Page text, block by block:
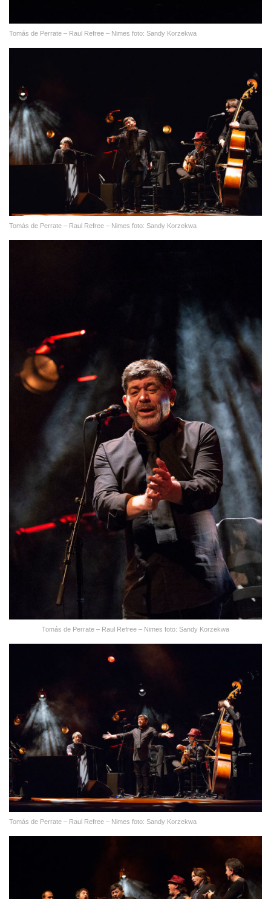
Tomás de Perrate – Raul Refree – Nimes foto: Sandy Korzekwa
Tomás de Perrate – Raul Refree – Nimes foto: Sandy Korzekwa
Tomás de Perrate – Raul Refree – Nimes foto: Sandy Korzekwa
Tomás de Perrate – Raul Refree – Nimes foto: Sandy Korzekwa